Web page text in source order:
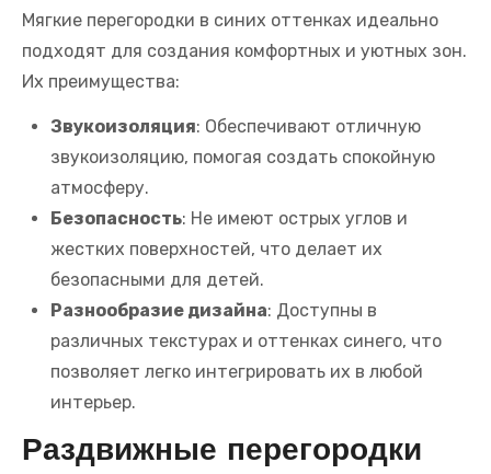
Мягкие перегородки в синих оттенках идеально
подходят для создания комфортных и уютных зон.
Их преимущества:
Звукоизоляция: Обеспечивают отличную
звукоизоляцию, помогая создать спокойную
атмосферу.
Безопасность: Не имеют острых углов и
жестких поверхностей, что делает их
безопасными для детей.
Разнообразие дизайна: Доступны в
различных текстурах и оттенках синего, что
позволяет легко интегрировать их в любой
интерьер.
Раздвижные перегородки